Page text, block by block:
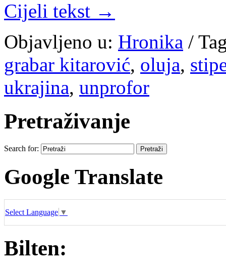
Cijeli tekst →
Objavljeno u: Hronika /
grabar kitarović, oluja,
ukrajina, unprofor
Pretraživanje
Search for:
Google Translate
Select Language ▼
Bilten: